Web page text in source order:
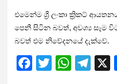
එමෙන්ම ශ්‍රී ලංකා ක්‍රිකට්
පෙනී සිටින බවත්, අවශ්‍ය සෑම
බවත් එම නිවේදනයේ දැක්වේ.
F
T
W T